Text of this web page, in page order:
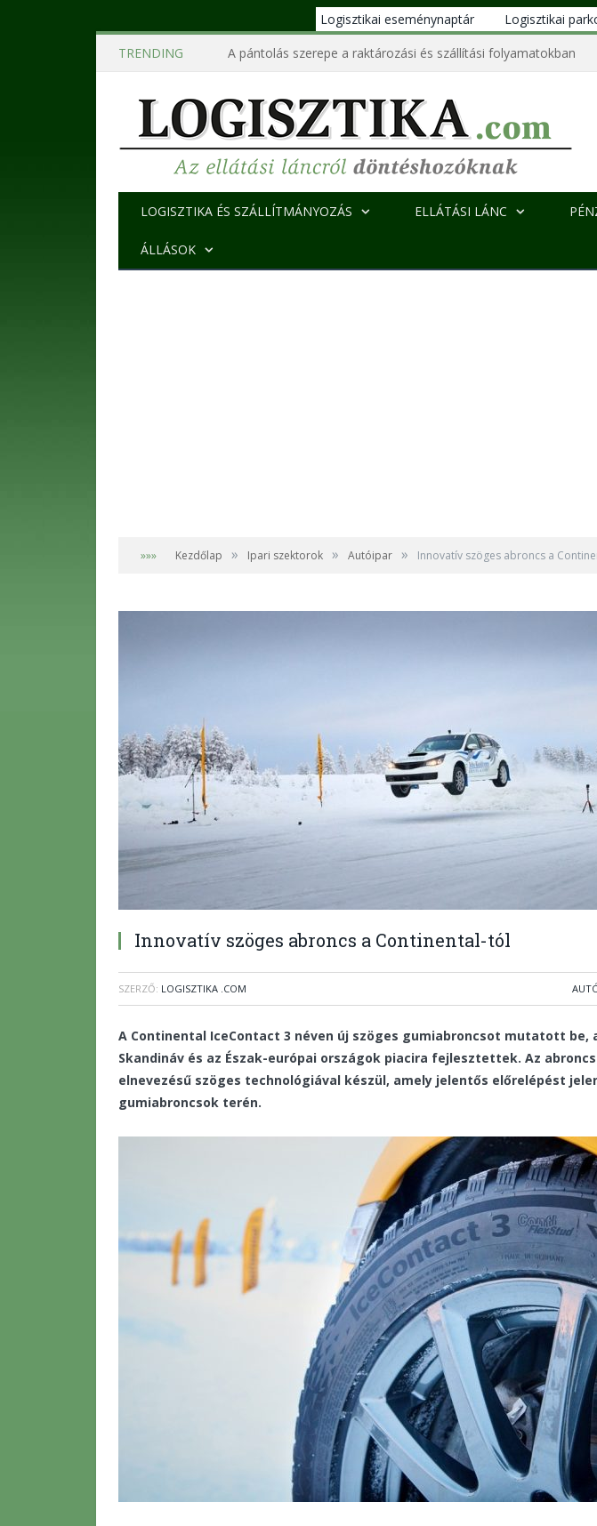
Logisztikai eseménynaptár Logisztikai
TRENDING
A pántolás szerepe a raktározási és szállítási folyamatokban
LOGISZTIKA ÉS SZÁLLÍTMÁNYOZÁS ELLÁTÁSI LÁNC
ÁLLÁSOK
»»» Kezdőlap » Ipari szektorok » Autóipar » Innovatív szöges abroncs a
Innovatív szöges abroncs a Continental-tól
SZERZŐ: LOGISZTIKA .COM
A Continental IceContact 3 néven új szöges gumiabroncsot mutatott be,
Skandináv és az Észak-európai országok piacira fejlesztettek. Az
elnevezésű szöges technológiával készül, amely jelentős előrelépést
gumiabroncsok terén.